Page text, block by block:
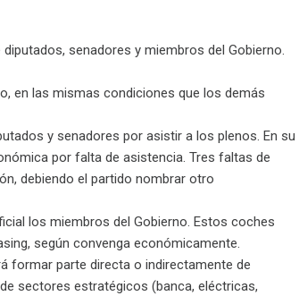
senadores y miembros del Gobierno.
en las mismas condiciones que los demás
y senadores por asistir a los plenos. En su
por falta de asistencia. Tres faltas de
debiendo el partido nombrar otro
los miembros del Gobierno. Estos coches
según convenga económicamente.
formar parte directa o indirectamente de
sectores estratégicos (banca, eléctricas,